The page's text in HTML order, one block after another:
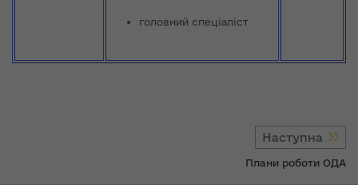
головний спеціаліст
Наступна
Плани роботи ОДА